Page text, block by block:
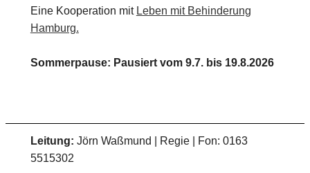
Eine Kooperation mit Leben mit Behinderung
Hamburg.
Sommerpause: Pausiert vom 9.7. bis 19.8.2026
Leitung: Jörn Waßmund | Regie | Fon: 0163
5515302